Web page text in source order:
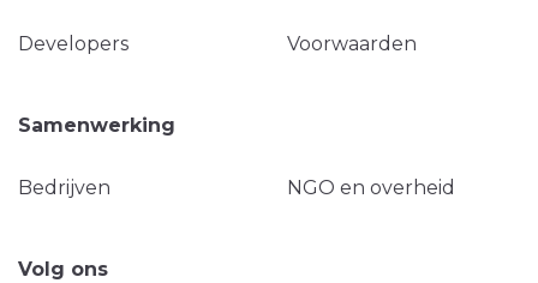
Developers Voorwaarden
Samenwerking
Bedrijven NGO en overheid
Volg ons